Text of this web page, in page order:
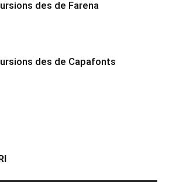
des de Farena
des de Capafonts